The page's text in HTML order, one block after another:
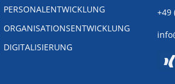
PERSONALENTWICKLUNG
ORGANISATIONSENTWICKLUNG
DIGITALISIERUNG
+49